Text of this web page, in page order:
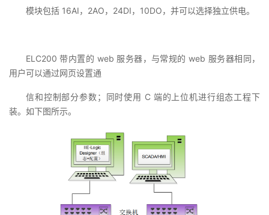
模块包括 16AI，2AO，24DI，10DO，并可以选择独立供电。
ELC200 带内置的 web 服务器，与常规的 web 服务器相同，
用户可以通过网页设置通
信和控制部分参数；同时使用 C 端的上位机进行组态工程下
装。如下图所示。